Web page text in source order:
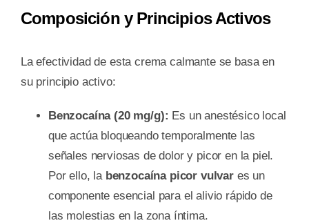
Composición y Principios Activos
La efectividad de esta crema calmante se basa en
su principio activo:
Benzocaína (20 mg/g): Es un anestésico local
que actúa bloqueando temporalmente las
señales nerviosas de dolor y picor en la piel.
Por ello, la benzocaína picor vulvares un
componente esencial para el alivio rápido de
las molestias en la zona íntima.